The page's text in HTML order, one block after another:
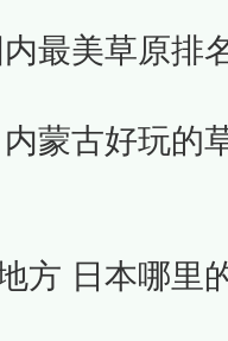
最美草原排
蒙古好玩的
方 日本哪里